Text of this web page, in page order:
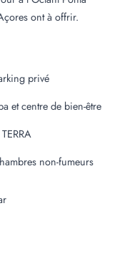
ont à offrir.
privé
et centre de bien-être
non-fumeurs